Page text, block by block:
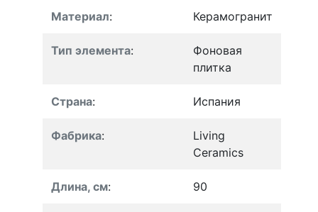
Материал: Керамогранит
Тип элемента:
Фоновая
плитка
Страна: Испания
Фабрика:
Living
Ceramics
Длина, см: 90